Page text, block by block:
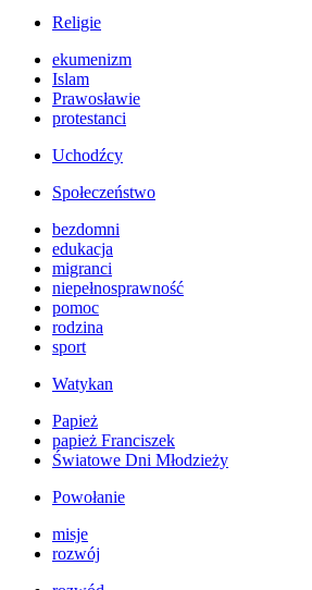
Religie
ekumenizm
Islam
Prawosławie
protestanci
Uchodźcy
Społeczeństwo
bezdomni
edukacja
migranci
niepełnosprawność
pomoc
rodzina
sport
Watykan
Papież
papież Franciszek
Światowe Dni Młodzieży
Powołanie
misje
rozwój